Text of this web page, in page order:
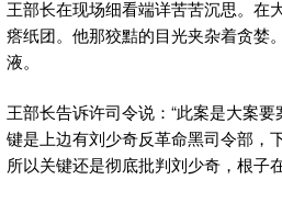
王部长在现场细看端详苦苦沉思。在
瘩纸团。他那狡黠的目光夹杂着贪婪
液。
王部长告诉许司令说：“此案是大案
键是上边有刘少奇反革命黑司令部，
所以关键还是彻底批判刘少奇，根子